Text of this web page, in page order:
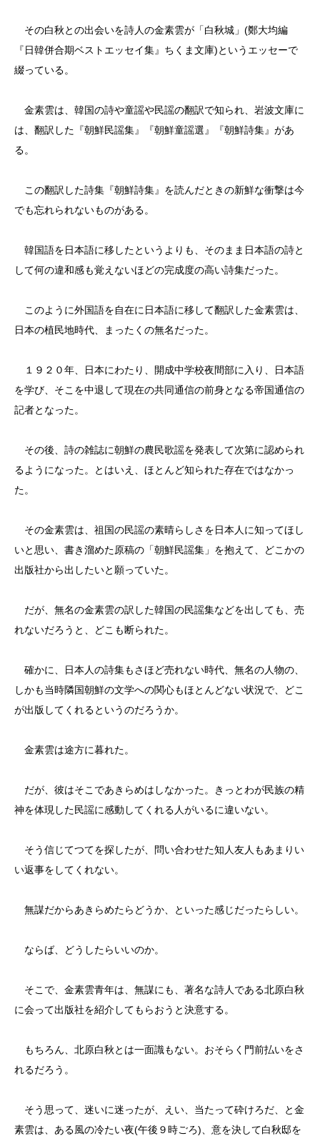
その白秋との出会いを詩人の金素雲が「白秋城」(鄭大均編
『日韓併合期ベストエッセイ集』ちくま文庫)というエッセーで
綴っている。
金素雲は、韓国の詩や童謡や民謡の翻訳で知られ、岩波文庫に
は、翻訳した『朝鮮民謡集』『朝鮮童謡選』『朝鮮詩集』があ
る。
この翻訳した詩集『朝鮮詩集』を読んだときの新鮮な衝撃は今
でも忘れられないものがある。
韓国語を日本語に移したというよりも、そのまま日本語の詩と
して何の違和感も覚えないほどの完成度の高い詩集だった。
このように外国語を自在に日本語に移して翻訳した金素雲は、
日本の植民地時代、まったくの無名だった。
１９２０年、日本にわたり、開成中学校夜間部に入り、日本語
を学び、そこを中退して現在の共同通信の前身となる帝国通信の
記者となった。
その後、詩の雑誌に朝鮮の農民歌謡を発表して次第に認められ
るようになった。とはいえ、ほとんど知られた存在ではなかっ
た。
その金素雲は、祖国の民謡の素晴らしさを日本人に知ってほし
いと思い、書き溜めた原稿の「朝鮮民謡集」を抱えて、どこかの
出版社から出したいと願っていた。
だが、無名の金素雲の訳した韓国の民謡集などを出しても、売
れないだろうと、どこも断られた。
確かに、日本人の詩集もさほど売れない時代、無名の人物の、
しかも当時隣国朝鮮の文学への関心もほとんどない状況で、どこ
が出版してくれるというのだろうか。
金素雲は途方に暮れた。
だが、彼はそこであきらめはしなかった。きっとわが民族の精
神を体現した民謡に感動してくれる人がいるに違いない。
そう信じてつてを探したが、問い合わせた知人友人もあまりい
い返事をしてくれない。
無謀だからあきらめたらどうか、といった感じだったらしい。
ならば、どうしたらいいのか。
そこで、金素雲青年は、無謀にも、著名な詩人である北原白秋
に会って出版社を紹介してもらおうと決意する。
もちろん、北原白秋とは一面識もない。おそらく門前払いをさ
れるだろう。
そう思って、迷いに迷ったが、えい、当たって砕けろだ、と金
素雲は、ある風の冷たい夜(午後９時ごろ)、意を決して白秋邸を